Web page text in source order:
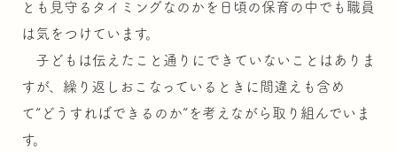
とも見守るタイミングなのかを日頃の保育の中でも職員
は気をつけています。
子どもは伝えたこと通りにできていないことはありま
すが、繰り返しおこなっているときに間違えも含め
て“どうすればできるのか”を考えながら取り組んでいま
す。